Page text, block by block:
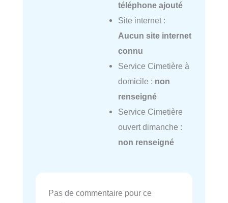
téléphone ajouté
Site internet :
Aucun site internet
connu
Service Cimetière à
domicile : non
renseigné
Service Cimetière
ouvert dimanche :
non renseigné
Pas de commentaire pour ce